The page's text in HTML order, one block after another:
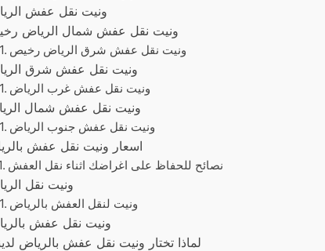
ونيت نقل عفش
ونيت نقل عفش شمال الرياض
ونيت نقل عفش شرق الرياض رخيص
ونيت نقل عفش شرق
ونيت نقل عفش غرب الرياض
ونيت نقل عفش شمال
ونيت نقل عفش جنوب الرياض
اسعار ونيت نقل عفش
ونيت نقل
ونيت لنقل العفش بالرياض
ونيت نقل عفش
لماذا تختار ونيت نقل عفش بالرياض